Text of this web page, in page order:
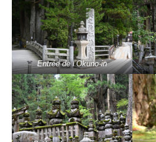
Entrée de l’Okuno-in